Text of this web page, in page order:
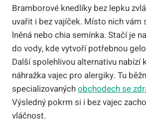
Bramborové knedlíky bez lepku
uvařit i bez vajíček. Místo nich vám
lněná nebo chia semínka. Stačí je
do vody, kde vytvoří potřebnou
Další spolehlivou alternativu nabízí
náhražka vajec pro alergiky. Tu
specializovanýchobchodech se
Výsledný pokrm si i bez vajec
vláčnost.